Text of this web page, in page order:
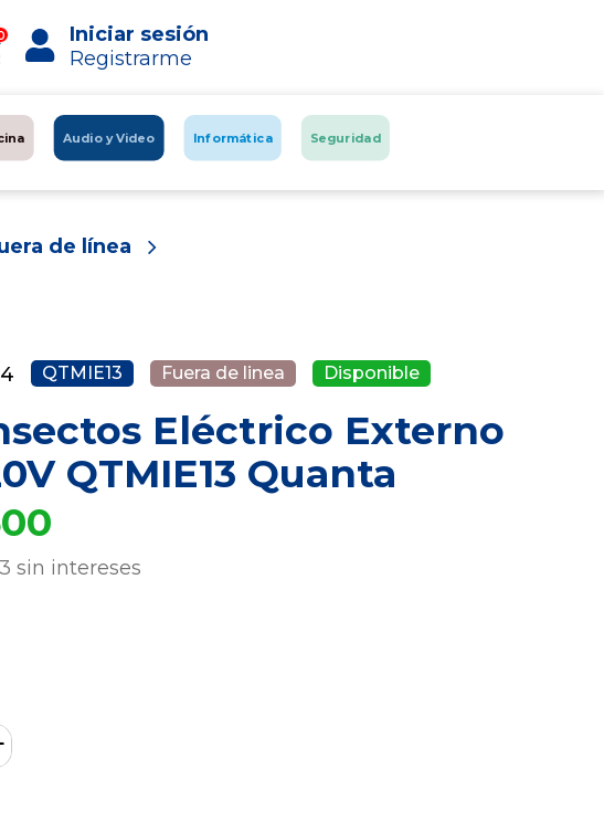
Iniciar sesión
Registrarme
Audio y Video Informática Seguridad
de línea
QTMIE13 Fuera de linea Disponible
Eléctrico Externo
QTMIE13 Quanta
sin intereses